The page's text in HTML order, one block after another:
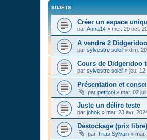
SUJETS
Créer un espace
par Anna14 » mer. 29 oct.
A vendre 2
par sylvestre soleil » dim.
Cours de Didgeridoo
par sylvestre soleil » jeu. 12
Présentation et
par petitcol » mar. 02
Juste un délire teste
par johok » mar. 23 avr.
Destockage (prix
par Trias Sylvain »